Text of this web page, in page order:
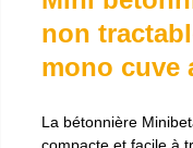
non
mono cuve
La bétonnière